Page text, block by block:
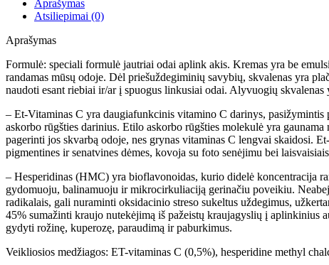
ULTIM-
EYES
MASK
30ml
Aprašymas
Atsiliepimai (0)
Aprašymas
Formulė: speciali formulė jautriai odai aplink akis. Kremas yra be
randamas mūsų odoje. Dėl priešuždegiminių savybių, skvalenas yra
naudoti esant riebiai ir/ar į spuogus linkusiai odai. Alyvuogių
– Et-Vitaminas C yra daugiafunkcinis vitamino C darinys,
askorbo rūgšties darinius. Etilo askorbo rūgšties molekulė yra
pagerinti jos skvarbą odoje, nes grynas vitaminas C lengvai skaidosi.
pigmentines ir senatvines dėmes, kovoja su foto senėjimu bei
– Hesperidinas (HMC) yra bioflavonoidas, kurio didelė koncentracija
gydomuoju, balinamuoju ir mikrocirkuliaciją gerinačiu poveikiu.
radikalais, gali nuraminti oksidacinio streso sukeltus uždegimus,
45% sumažinti kraujo nutekėjimą iš pažeistų kraujagyslių į aplinkinius
gydyti rožinę, kuperozę, paraudimą ir paburkimus.
Veikliosios medžiagos: ET-vitaminas C (0,5%), hesperidine methyl